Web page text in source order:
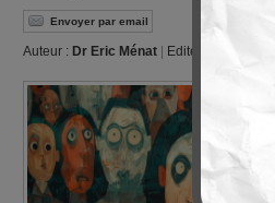
Envoyer par email
Auteur : Dr Eric Ménat Editeur :